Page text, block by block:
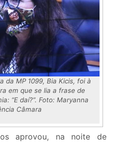
da MP 1099, Bia Kicis, foi à
em que se lia a frase de
“E daí?”. Foto: Maryanna
Câmara
aprovou, na noite de